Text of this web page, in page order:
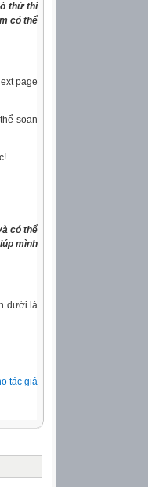
thử thì
có thể
page
soạn
có thể
mình
dưới là
tác giả